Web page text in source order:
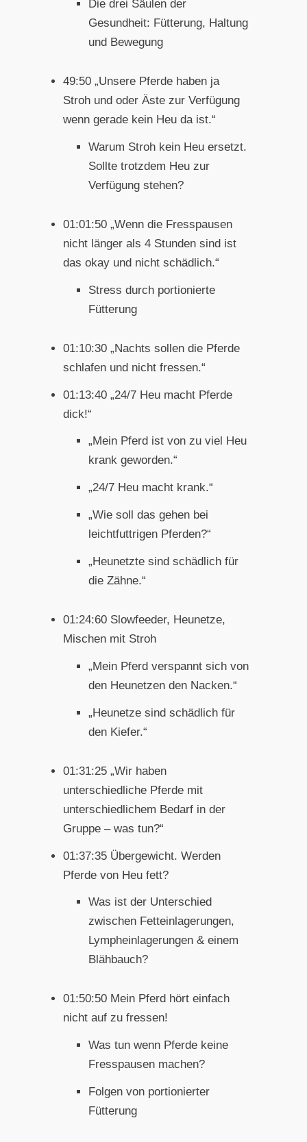
Die drei Säulen der
Gesundheit: Fütterung, Haltung
und Bewegung
49:50 „Unsere Pferde haben ja
Stroh und oder Äste zur Verfügung
wenn gerade kein Heu da ist.“
Warum Stroh kein Heu ersetzt.
Sollte trotzdem Heu zur
Verfügung stehen?
01:01:50 „Wenn die Fresspausen
nicht länger als 4 Stunden sind ist
das okay und nicht schädlich.“
Stress durch portionierte
Fütterung
01:10:30 „Nachts sollen die Pferde
schlafen und nicht fressen.“
01:13:40 „24/7 Heu macht Pferde
dick!“
„Mein Pferd ist von zu viel Heu
krank geworden.“
„24/7 Heu macht krank.“
„Wie soll das gehen bei
leichtfuttrigen Pferden?“
„Heunetzte sind schädlich für
die Zähne.“
01:24:60 Slowfeeder, Heunetze,
Mischen mit Stroh
„Mein Pferd verspannt sich von
den Heunetzen den Nacken.“
„Heunetze sind schädlich für
den Kiefer.“
01:31:25 „Wir haben
unterschiedliche Pferde mit
unterschiedlichem Bedarf in der
Gruppe – was tun?“
01:37:35 Übergewicht. Werden
Pferde von Heu fett?
Was ist der Unterschied
zwischen Fetteinlagerungen,
Lympheinlagerungen & einem
Blähbauch?
01:50:50 Mein Pferd hört einfach
nicht auf zu fressen!
Was tun wenn Pferde keine
Fresspausen machen?
Folgen von portionierter
Fütterung